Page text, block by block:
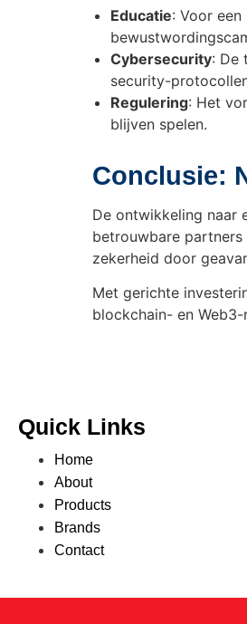
Educatie: Voor
Cybersecurity: De
security-
Regulering: Het
blijven spelen.
Conclusie:
De ontwikkeling naar
betrouwbare
zekerheid door
Met gerichte
blockchain- en
Quick Links
Home
About
Products
Brands
Contact